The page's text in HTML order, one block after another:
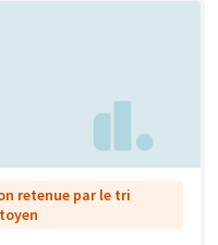
retenue par le tri